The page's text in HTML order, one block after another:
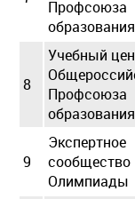
Профсоюза
образования
8
Учебный
Профсоюза
образования
9
Экспертное
сообщество
Олимпиады